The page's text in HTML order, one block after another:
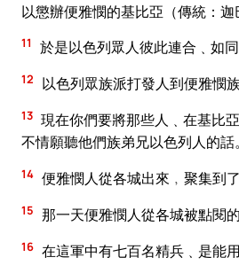
以懲辦便雅憫的基比亞（傳統：
11 於是以色列眾人彼此連合﹑如
12 以色列眾族派打發人到便雅憫
13 現在你們要將那些人﹑在基比
不情願聽他們族弟兄以色列人的話。
14 便雅憫人從各城出來﹐聚集到
15 那一天便雅憫人從各城被點閱
16 在這軍中有七百名精兵﹑是能